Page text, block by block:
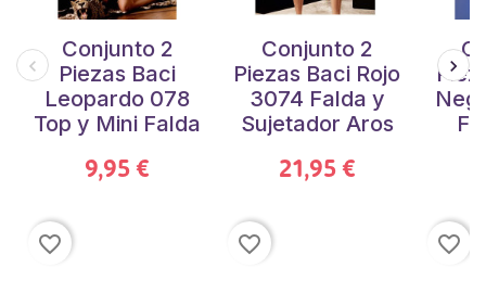
Conjunto 2
Piezas Baci
Leopardo 078
Top y Mini Falda
9,95 €
favorite_border
Conjunto 2
Piezas Baci Rojo
3074 Falda y
Sujetador Aros
21,95 €
favorite_border favorite_border